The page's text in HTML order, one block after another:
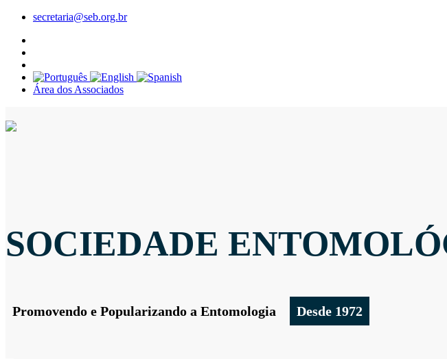
secretaria@seb.org.br
Área dos Associados
SOCIEDADE
Promovendo e Popularizando a Entomologia Desde 1972